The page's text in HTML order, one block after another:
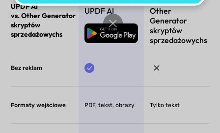
UPDF AI
vs. Other Generator
skryptów
sprzedażowychs
UPDF AI
Pobierz za
darmo
Other
Generator
skryptów
sprzedażowychs
Bez reklam
Formaty wejściowe PDF, tekst, obrazy Tylko tekst